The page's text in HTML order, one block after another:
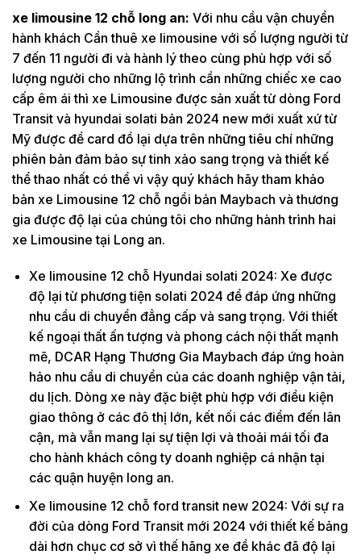
xe limousine 12 chỗ long an: Với nhu cầu vận chuyển
hành khách Cần thuê xe limousine với số lượng người từ
7 đến 11 người đi và hành lý theo cùng phù hợp với số
lượng người cho những lộ trình cần những chiếc xe cao
cấp êm ái thì xe Limousine được sản xuất từ dòng Ford
Transit và hyundai solati bản 2024 new mới xuất xứ từ
Mỹ được đề card đồ lại dựa trên những tiêu chí những
phiên bản đảm bảo sự tinh xảo sang trọng và thiết kế
thể thao nhất có thể vì vậy quý khách hãy tham khảo
bản xe Limousine 12 chỗ ngồi bản Maybach và thương
gia được độ lại của chúng tôi cho những hành trình hai
xe Limousine tại Long an.
Xe limousine 12 chỗ Hyundai solati 2024: Xe được
độ lại từ phương tiện solati 2024 để đáp ứng những
nhu cầu di chuyển đẳng cấp và sang trọng. Với thiết
kế ngoại thất ấn tượng và phong cách nội thất mạnh
mẽ, DCAR Hạng Thương Gia Maybach đáp ứng hoàn
hảo nhu cầu di chuyển của các doanh nghiệp vận tải,
du lịch. Dòng xe này đặc biệt phù hợp với điều kiện
giao thông ở các đô thị lớn, kết nối các điểm đến lân
cận, mà vẫn mang lại sự tiện lợi và thoải mái tối đa
cho hành khách công ty doanh nghiệp cá nhận tại
các quận huyện long an.
Xe limousine 12 chỗ ford transit new 2024: Với sự ra
đời của dòng Ford Transit mới 2024 với thiết kế bảng
dài hơn chục cơ sở vì thế hãng xe đề khác đã độ lại